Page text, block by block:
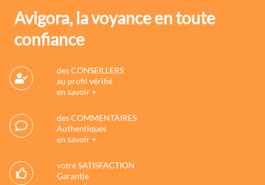
Avigora, la voyance en toute
confiance
des CONSEILLERS
au profil vérifié
en savoir +
des COMMENTAIRES
Authentiques
en savoir +
votre SATISFACTION
Garantie